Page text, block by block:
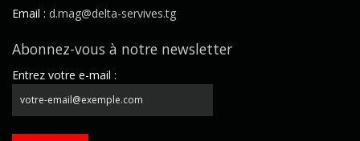
Email : d.mag@delta-servives.tg
Abonnez-vous à notre newsletter
Entrez votre e-mail :